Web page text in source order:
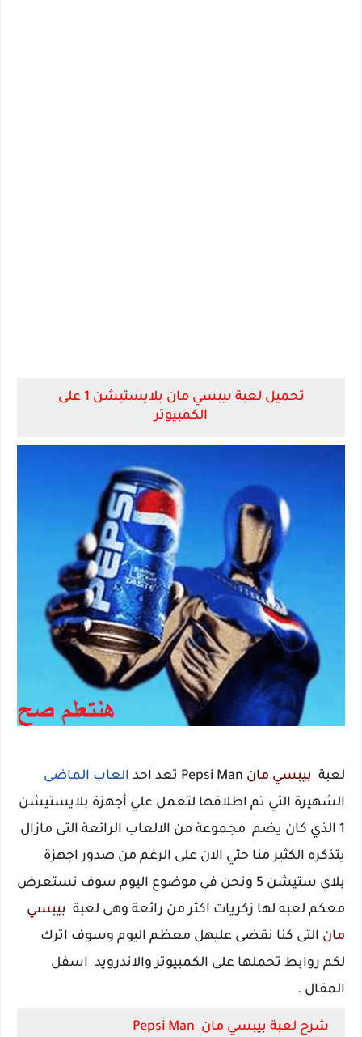
تحميل لعبة بيبسي مان بلايستيشن 1 على
الكمبيوتر
لعبة بيبسي مان
العاب الماضى
الشهيرة التي تم اطلاقها لتعمل علي أجهزة بلايستيشن
1 الذي كان يضم مجموعة من الالعاب الرائعة التى مازال
يتذكره الكثير منا حتي الان على الرغم من صدور اجهزة
بلاي ستيشن 5 ونحن في موضوع اليوم سوف نستعرض
معكم لعبه لها زكريات اكثر من رائعة وهى لعبة بيبسي
مان التى كنا نقضى عليهل معظم اليوم وسوف اترك
لكم روابط تحملها على الكمبيوتر والاندرويد اسفل
المقال .
شرح لعبة بيبسي مان Pepsi Man